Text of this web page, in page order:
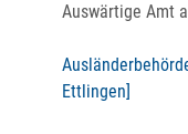
Auswärtige Amt
Ettlingen]